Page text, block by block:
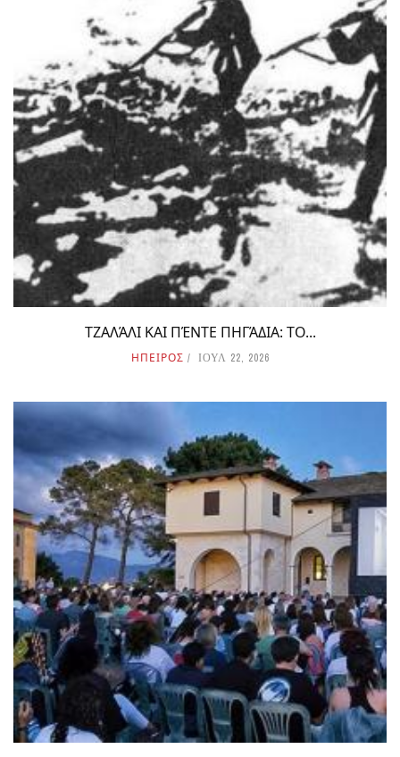
ΤΖΑΛΆΛΙ ΚΑΙ ΠΈΝΤΕ ΠΗΓΆΔΙΑ: ΤΟ...
ΗΠΕΙΡΟΣ ΙΟΥΛ 22, 2026